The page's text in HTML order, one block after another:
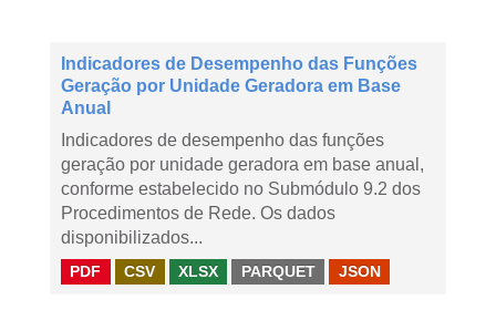
Indicadores de Desempenho das Funções
Geração por Unidade Geradora em Base
Anual
Indicadores de desempenho das funções
geração por unidade geradora em base anual,
conforme estabelecido no Submódulo 9.2 dos
Procedimentos de Rede. Os dados
disponibilizados...
PDF CSV XLSX PARQUET JSON